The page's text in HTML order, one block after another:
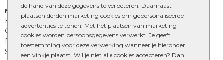
de hand van deze gegevens te verbeteren. Daarnaast
plaatsen derden marketing cookies om gepersonaliseerde
advertenties te tonen. Met het plaatsen van marketing
cookies worden persoonsgegevens verwerkt. Je geeft
toestemming voor deze verwerking wanneer je hieronder
een vinkje plaatst. Wil je niet alle cookies accepteren? Dan
Muurelementen
Betonbielzen
Opsluitbanden
Palissades
Stapelblokken